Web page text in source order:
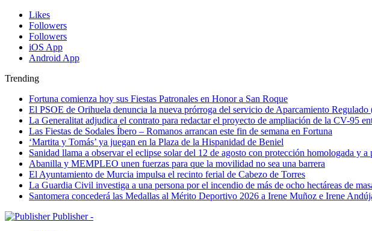
Likes
Followers
Followers
iOS App
Android App
Trending
Fortuna comienza hoy sus Fiestas Patronales en Honor a San Roque
El PSOE de Orihuela denuncia la nueva prórroga del servicio de Aparcamiento
La Generalitat adjudica el contrato para redactar el proyecto de ampliación de la CV-95
Las Fiestas de Sodales Íbero – Romanos arrancan este fin de semana en Fortuna
‘Martita y Tomás’ ya juegan en la Plaza de la Hispanidad de Beniel
Sanidad llama a observar el eclipse solar del 12 de agosto con protección homologada y
Abanilla y MEMPLEO unen fuerzas para que la movilidad no sea una barrera
El Ayuntamiento de Murcia impulsa el recinto ferial de Cabezo de Torres
La Guardia Civil investiga a una persona por el incendio de más de ocho hectáreas de
Santomera concederá las Medallas al Mérito Deportivo 2026 a Irene Muñoz e Irene
Publisher -